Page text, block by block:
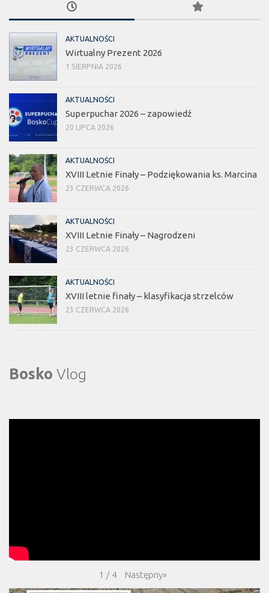
AKTUALNOŚCI
Wirtualny Prezent 2026
1 SIERPNIA 2026
AKTUALNOŚCI
Superpuchar 2026 – zapowiedź
20 LIPCA 2026
AKTUALNOŚCI
XVIII Letnie Finały – Podziękowania ks. Marcina
23 CZERWCA 2026
AKTUALNOŚCI
XVIII Letnie Finały – Nagrodzeni
23 CZERWCA 2026
AKTUALNOŚCI
XVIII letnie finały – klasyfikacja strzelców
23 CZERWCA 2026
Bosko Vlog
1 / 4 Następny»